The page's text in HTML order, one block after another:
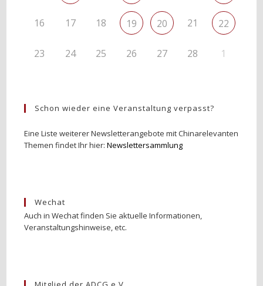
16 17 18 19 20 21 22
23 24 25 26 27 28 1
Schon wieder eine Veranstaltung verpasst?
Eine Liste weiterer Newsletterangebote mit Chinarelevanten
Themen findet Ihr hier:Newslettersammlung
Wechat
Auch in Wechat finden Sie aktuelle Informationen,
Veranstaltungshinweise, etc.